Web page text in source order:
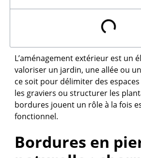
L’aménagement extérieur est un
valoriser un jardin, une allée ou
ce soit pour délimiter des
les graviers ou structurer les
bordures jouent un rôle à la fois
fonctionnel.
Bordures en